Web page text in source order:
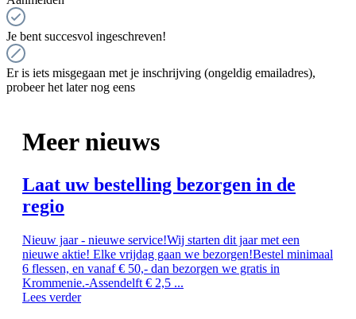
Je bent succesvol ingeschreven!
Er is iets misgegaan met je inschrijving (ongeldig emailadres),
probeer het later nog eens
Meer nieuws
Laat uw bestelling bezorgen in de
regio
Nieuw jaar - nieuwe service!Wij starten dit jaar met een
nieuwe aktie! Elke vrijdag gaan we bezorgen!Bestel minimaal
6 flessen, en vanaf € 50,- dan bezorgen we gratis in
Krommenie.-Assendelft € 2,5 ...
Lees verder